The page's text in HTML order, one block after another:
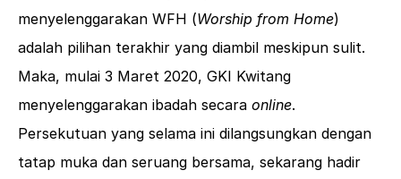
menyelenggarakan WFH (Worship from Home)
adalah pilihan terakhir yang diambil meskipun sulit.
Maka, mulai 3 Maret 2020, GKI Kwitang
menyelenggarakan ibadah secara online.
Persekutuan yang selama ini dilangsungkan dengan
tatap muka dan seruang bersama, sekarang hadir